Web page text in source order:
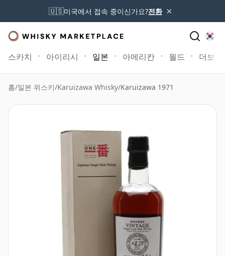
🇺🇸미국에서 접속 중이신가요?전환 ×
스카치 아이리시 일본 아메리칸 월드 더보기
홈/일본 위스키/Karuizawa Whisky/Karuizawa 1971